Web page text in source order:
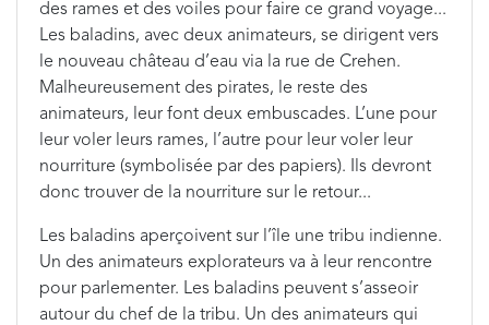
des rames et des voiles pour faire ce grand voyage...
Les baladins, avec deux animateurs, se dirigent vers
le nouveau château d’eau via la rue de Crehen.
Malheureusement des pirates, le reste des
animateurs, leur font deux embuscades. L’une pour
leur voler leurs rames, l’autre pour leur voler leur
nourriture (symbolisée par des papiers). Ils devront
donc trouver de la nourriture sur le retour...
Les baladins aperçoivent sur l’île une tribu indienne.
Un des animateurs explorateurs va à leur rencontre
pour parlementer. Les baladins peuvent s’asseoir
autour du chef de la tribu. Un des animateurs qui